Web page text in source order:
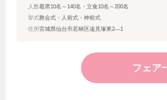
人数着席10名～140名・立食10名～200名
挙式教会式・人前式・神前式
住所宮城県仙台市若林区遠見塚東2—1
フェア